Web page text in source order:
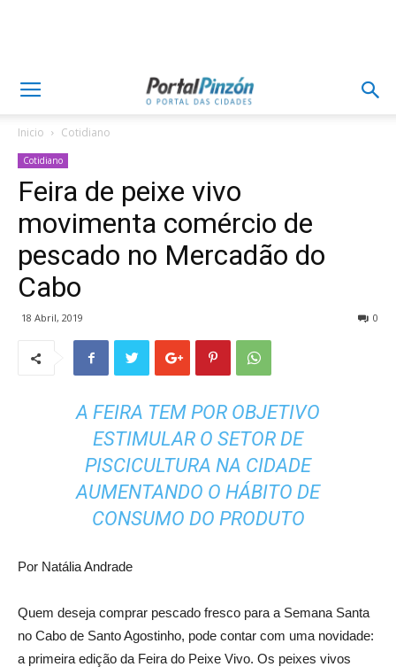
Inicio Cotidiano
Cotidiano
Feira de peixe vivo
movimenta comércio de
pescado no Mercadão do
Cabo
18 Abril, 2019 0
A FEIRA TEM POR OBJETIVO
ESTIMULAR O SETOR DE
PISCICULTURA NA CIDADE
AUMENTANDO O HÁBITO DE
CONSUMO DO PRODUTO
Por Natália Andrade
Quem deseja comprar pescado fresco para a Semana Santa
no Cabo de Santo Agostinho, pode contar com uma novidade:
a primeira edição da Feira do Peixe Vivo. Os peixes vivos